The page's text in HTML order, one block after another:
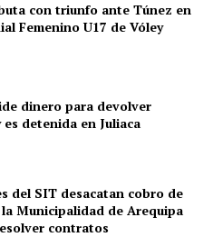
con triunfo ante Túnez en
Femenino U17 de Vóley
dinero para devolver
es detenida en Juliaca
del SIT desacatan cobro de
la Municipalidad de Arequipa
contratos